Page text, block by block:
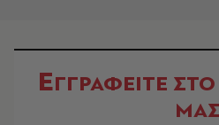
ΕΓΓΡΑΦΕΙΤΕ ΣΤΟ
ΜΑΣ